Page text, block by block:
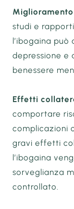
studi e
l’ibogaina può
depressione e
benessere
Effetti
comportare
complicazioni
gravi effetti
l’ibogaina
sorveglianza
controllato.